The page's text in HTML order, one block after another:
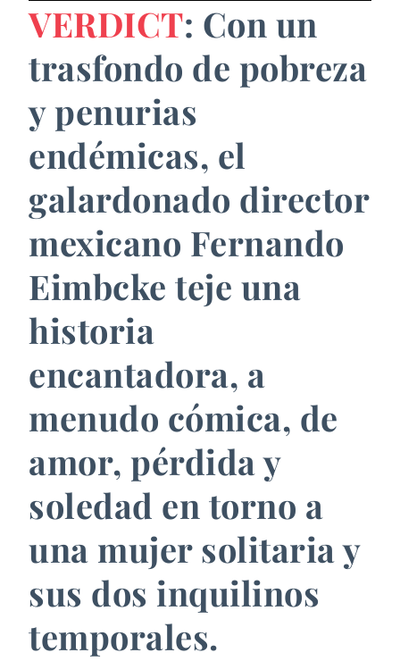
VERDICT: Con un
trasfondo de pobreza
y penurias
endémicas, el
galardonado director
mexicano Fernando
Eimbcke teje una
historia
encantadora, a
menudo cómica, de
amor, pérdida y
soledad en torno a
una mujer solitaria y
sus dos inquilinos
temporales.